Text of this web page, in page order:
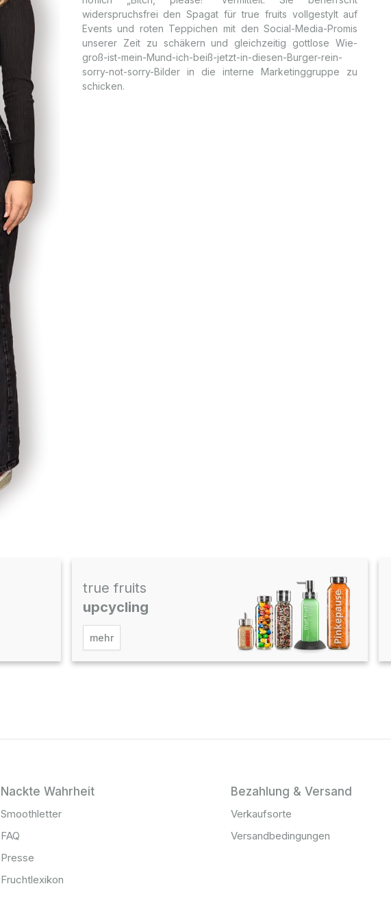
widerspruchsfrei den Spagat für true fruits vollgestylt auf
Events und roten Teppichen mit den Social-Media-Promis
unserer Zeit zu schäkern und gleichzeitig gottlose Wie-
groß-ist-mein-Mund-ich-beiß-jetzt-in-diesen-Burger-rein-
sorry-not-sorry-Bilder in die interne Marketinggruppe zu
schicken.
true fruits
upcycling
mehr
Nackte Wahrheit
Smoothletter
FAQ
Presse
Fruchtlexikon
Bezahlung & Versand
Verkaufsorte
Versandbedingungen